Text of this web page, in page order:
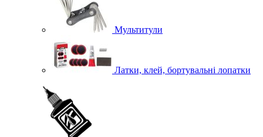
Мультитули
Латки, клей, бортувальні лопатки